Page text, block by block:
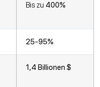
Bis zu 400%
25-95%
1,4 Billionen $